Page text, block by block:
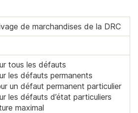
de marchandises de la DRC
tous les défauts
les défauts permanents
un défaut permanent particulier
les défauts d’état particuliers
maximal